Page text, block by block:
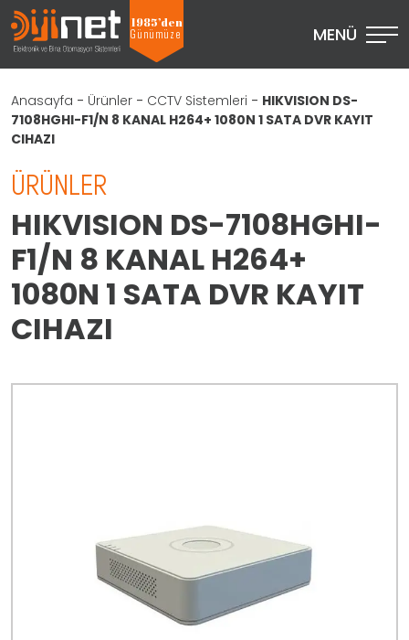
1985’den
Günümüze
MENÜ
Anasayfa - Ürünler - CCTV Sistemleri - HIKVISION DS-
7108HGHI-F1/N 8 KANAL H264+ 1080N 1 SATA DVR KAYIT
CIHAZI
ÜRÜNLER
HIKVISION DS-7108HGHI-
F1/N 8 KANAL H264+
1080N 1 SATA DVR KAYIT
CIHAZI